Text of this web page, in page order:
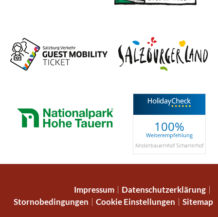
100%
Weiterempfehlung
Kinderbauernhof Scharrerhof
Impressum
Datenschutzerklärung
Stornobedingungen
Cookie Einstellungen Sitemap